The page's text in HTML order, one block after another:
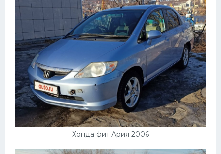
Хонда фит Ария 2006